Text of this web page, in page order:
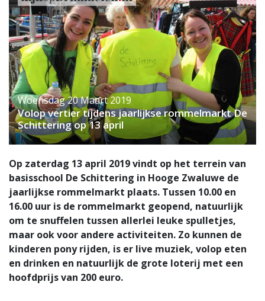
Woensdag 20 Maart 2019
Volop vertier tijdens jaarlijkse rommelmarkt De
Schittering op 13 april
Op zaterdag 13 april 2019 vindt op het terrein van
basisschool De Schittering in Hooge Zwaluwe de
jaarlijkse rommelmarkt plaats. Tussen 10.00 en
16.00 uur is de rommelmarkt geopend, natuurlijk
om te snuffelen tussen allerlei leuke spulletjes,
maar ook voor andere activiteiten. Zo kunnen de
kinderen pony rijden, is er live muziek, volop eten
en drinken en natuurlijk de grote loterij met een
hoofdprijs van 200 euro.